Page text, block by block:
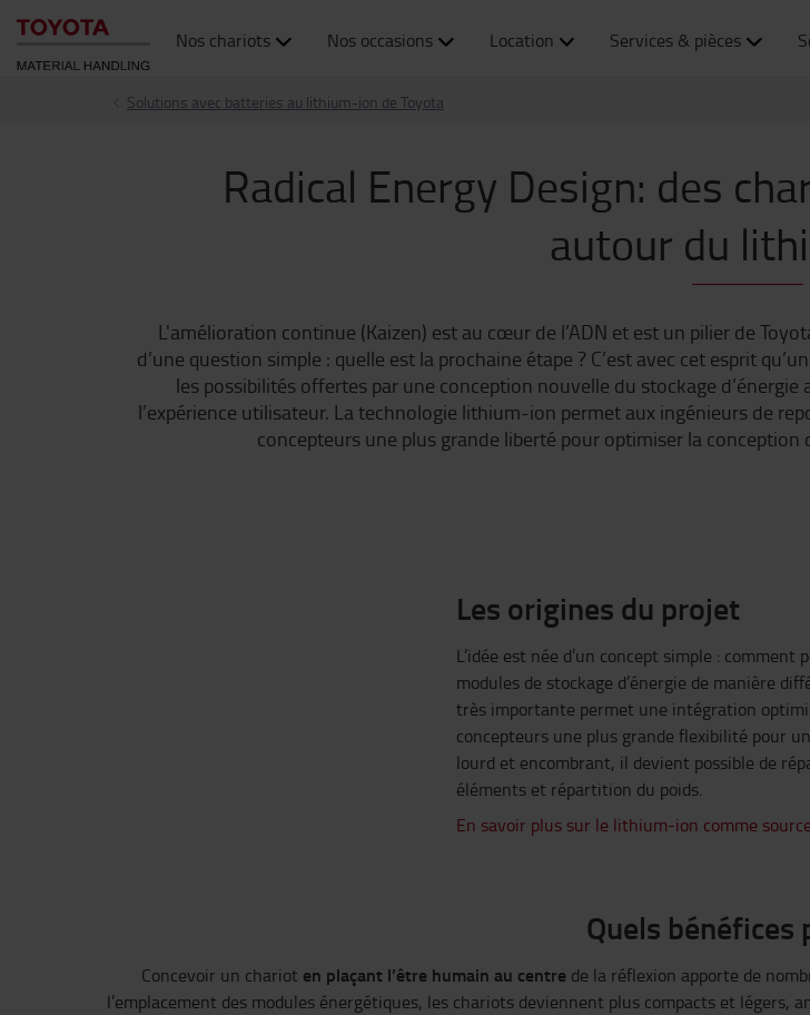
Nos chariots Nos occasions Location Services & pièces
Solutions avec batteries au lithium-ion de Toyota
Radical Energy Design: des
autour du
L'amélioration continue (Kaizen) est au cœur de l’ADN et est un pilier de
d’une question simple : quelle est la prochaine étape ? C’est avec cet esprit
les possibilités offertes par une conception nouvelle du stockage
l’expérience utilisateur. La technologie lithium-ion permet aux ingénieurs de
concepteurs une plus grande liberté pour optimiser la
Les origines du projet
L’idée est née d’un concept simple :
modules de stockage d’énergie de manière
très importante permet une intégration
concepteurs une plus grande flexibilité pour
lourd et encombrant, il devient possible de
éléments et répartition du poids.
En savoir plus sur le lithium-ion comme
Quels bénéfices
Concevoir un chariot en plaçant l’être humain au centrede la réflexion apporte de
l’emplacement des modules énergétiques, les chariots deviennent plus compacts et légers,